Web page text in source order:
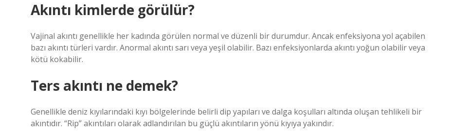
Akıntı kimlerde görülür?
Vajinal akıntı genellikle her kadında görülen normal ve düzenli bir durumdur. Ancak enfeksiyona yol açabilen
bazı akıntı türleri vardır. Anormal akıntı sarı veya yeşil olabilir. Bazı enfeksiyonlarda akıntı yoğun olabilir veya
kötü kokabilir.
Ters akıntı ne demek?
Genellikle deniz kıyılarındaki kıyı bölgelerinde belirli dip yapıları ve dalga koşulları altında oluşan tehlikeli bir
akıntıdır. “Rip” akıntıları olarak adlandırılan bu güçlü akıntıların yönü kıyıya yakındır.